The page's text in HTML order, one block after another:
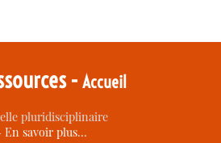
-Accueil
pluridisciplinaire
En savoir plus…